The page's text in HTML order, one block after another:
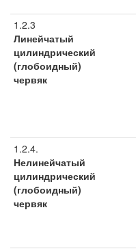
1.2.3
Линейчатый
цилиндрический
(глобоидный)
червяк
1.2.4.
Нелинейчатый
цилиндрический
(глобоидный)
червяк